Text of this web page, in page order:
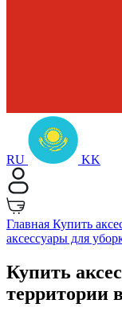
RU KK
Главная Купить
аксессуары для
Купить
территории